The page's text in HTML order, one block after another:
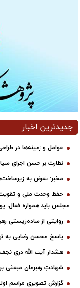
جدیدترین اخبار
عوامل و زمینه‌ها در
نظارت بر حسن اجرای
مخبر: تعرض به
حفظ وحدت ملی و تقویت
مجلس باید همواره فعال،
روایتی از ساده‌زیستی
پاسخ محسن رضایی به
هشدار آیت الله دری
شهادتِ رهبرمان مبعثی
گزارش تصویری مراسم